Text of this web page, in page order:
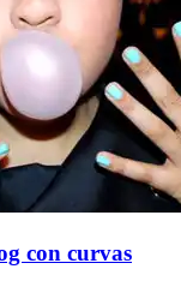
con curvas